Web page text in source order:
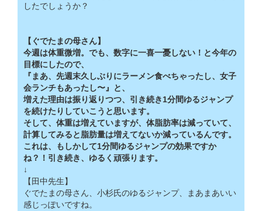
したでしょうか？
【ぐでたまの母さん】
今週は体重微増。でも、数字に一喜一憂しない！と今年の
目標にしたので、
『まあ、先週末久しぶりにラーメン食べちゃったし、女子
会ランチもあったし〜』と、
増えた理由は振り返りつつ、引き続き1分間ゆるジャンプ
を続けたりしていこうと思います。
そして、体重は増えていますが、体脂肪率は減っていて、
計算してみると脂肪量は増えてないか減っているんです。
これは、もしかして1分間ゆるジャンプの効果ですか
ね？！引き続き、ゆるく頑張ります。
↓
【田中先生】
ぐでたまの母さん、小杉氏のゆるジャンプ、まあまあいい
感じっぽいですね。